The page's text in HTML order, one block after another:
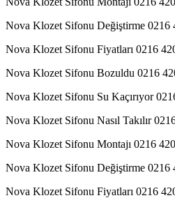
Nova Klozet Sifonu Değiştirme 0216
Nova Klozet Sifonu Fiyatları 0216
Nova Klozet Sifonu Bozuldu 0216
Nova Klozet Sifonu Su Kaçırıyor
Nova Klozet Sifonu Nasıl Takılır
Nova Klozet Sifonu Montajı 0216
Nova Klozet Sifonu Değiştirme 0216
Nova Klozet Sifonu Fiyatları 0216